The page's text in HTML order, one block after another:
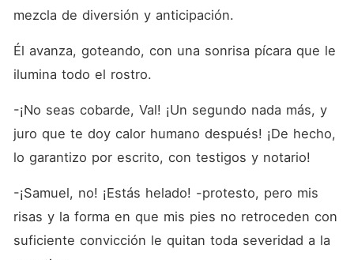
mezcla de diversión y anticipación.
Él avanza, goteando, con una sonrisa pícara que le
ilumina todo el rostro.
-¡No seas cobarde, Val! ¡Un segundo nada más, y
juro que te doy calor humano después! ¡De hecho,
lo garantizo por escrito, con testigos y notario!
-¡Samuel, no! ¡Estás helado! -protesto, pero mis
risas y la forma en que mis pies no retroceden con
suficiente convicción le quitan toda severidad a la